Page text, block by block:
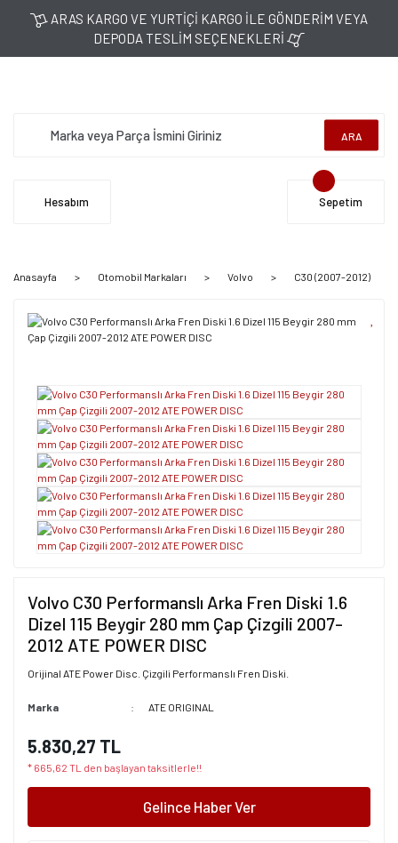
ARAS KARGO VE YURTİÇİ KARGO İLE GÖNDERİM VEYA
DEPODA TESLİM SEÇENEKLERİ
ARA
Hesabım Sepetim
Anasayfa Otomobil Markaları Volvo C30 (2007-2012)
Volvo C30 Performanslı Arka Fren Diski 1.6
Dizel 115 Beygir 280 mm Çap Çizgili 2007-
2012 ATE POWER DISC
Orijinal ATE Power Disc. Çizgili Performanslı Fren Diski.
Marka ATE ORIGINAL
5.830,27 TL
* 665,62 TL den başlayan taksitlerle!!
Gelince Haber Ver